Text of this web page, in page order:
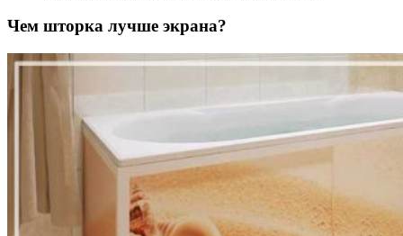
Чем шторка лучше экрана?